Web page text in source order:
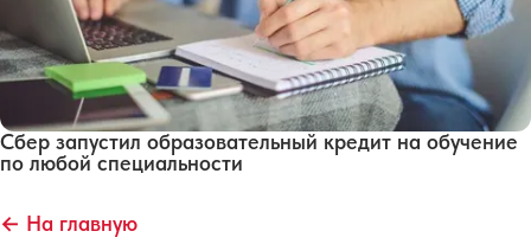
Сбер запустил образовательный кредит на обучение
по любой специальности
← На главную